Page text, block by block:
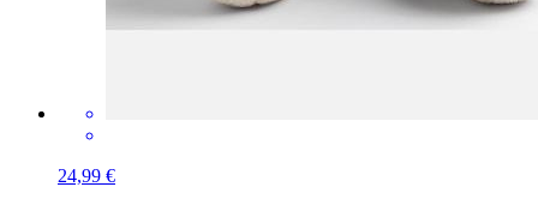
24,99 €